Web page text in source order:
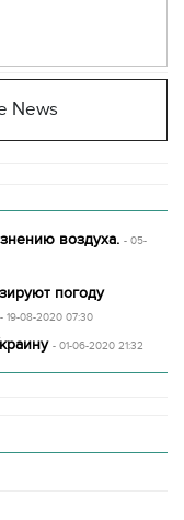
News
воздуха. - 05-
погоду
- 19-08-2020 07:30
- 01-06-2020 21:32